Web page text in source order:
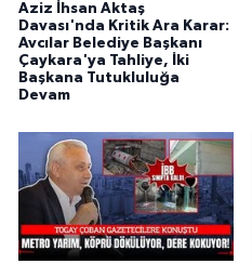
Aziz İhsan Aktaş
Davası'nda Kritik Ara Karar:
Avcılar Belediye Başkanı
Çaykara'ya Tahliye, İki
Başkana Tutukluluğa
Devam